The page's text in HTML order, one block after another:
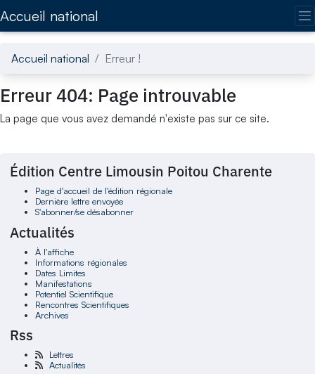
Accueil national
Accueil national Erreur !
Erreur 404: Page introuvable
La page que vous avez demandé n'existe pas sur ce site.
Édition Centre Limousin Poitou Charente
Page d'accueil de l'édition régionale
Dernière lettre envoyée
S'abonner/se désabonner
Actualités
À l'affiche
Informations régionales
Dates Limites
Manifestations
Potentiel Scientifique
Rencontres Scientifiques
Archives
Rss
Lettres
Actualités